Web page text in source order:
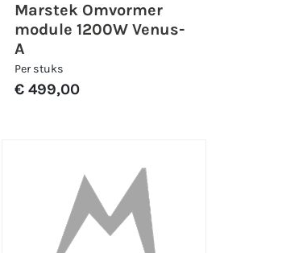
Marstek Omvormer
module 1200W Venus-
A
Per stuks
€ 499,00